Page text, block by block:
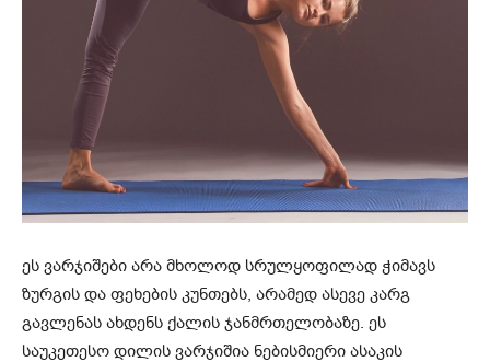
ეს ვარჯიშები არა მხოლოდ სრულყოფილად ჭიმავს
ზურგის და ფეხების კუნთებს, არამედ ასევე კარგ
გავლენას ახდენს ქალის ჯანმრთელობაზე. ეს
საუკეთესო დილის ვარჯიშია ნებისმიერი ასაკის